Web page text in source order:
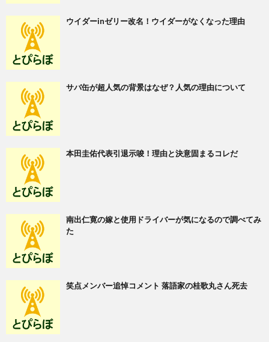
ウイダーinゼリー改名！ウイダーがなくなった理由
サバ缶が超人気の背景はなぜ？人気の理由について
本田圭佑代表引退示唆！理由と決意固まるコレだ
南出仁寛の嫁と使用ドライバーが気になるので調べてみ
た
笑点メンバー追悼コメント 落語家の桂歌丸さん死去